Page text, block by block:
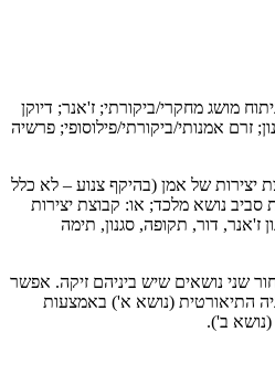
מושג מחקרי/ביקורתי; ז'אנר; דיוקן
זרם אמנותי/ביקורתי/פילוסופי; פרשיה
יצירות של אמן (בהיקף צנוע – לא כלל
סביב נושא מלכד; או: קבוצת יצירות
ז'אנר, דור, תקופה, סגנון, תימה
שני נושאים שיש ביניהם זיקה. אפשר
התיאורטית (נושא א') באמצעות
(נושא ב').